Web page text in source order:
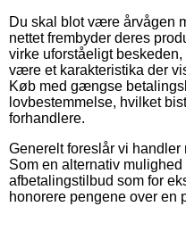
Du skal blot være årvågen
nettet frembyder deres
virke uforståeligt
være et karakteristika der
Køb med gængse
lovbestemmelse, hvilket
forhandlere.
Generelt foreslår vi
Som en alternativ
afbetalingstilbud som for
honorere pengene over en